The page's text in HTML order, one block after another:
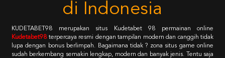
di Indonesia
KUDETABET98 merupakan situs Kudetabet 98 permainan online
Kudetabet98terpercaya resmi dengan tampilan modern dan canggih tidak
lupa dengan bonus berlimpah. Bagaimana tidak ? zona situs game online
sudah berkembang semakin lengkap, modern dan banyak jenis. Tentu saja